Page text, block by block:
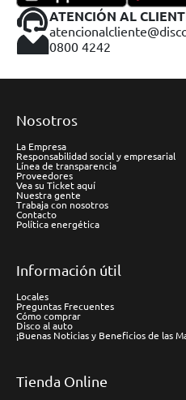
ATENCIÓN AL
0800 4242
Nosotros
La Empresa
Responsabilidad social y empresarial
Línea de transparencia
Proveedores
Vea su Ticket aquí
Nuestra gente
Trabaja con nosotros
Contacto
Política energética
Información útil
Locales
Preguntas Frecuentes
Cómo comprar
Disco al auto
¡Buenas Noticias y Beneficios de las
Tienda Online